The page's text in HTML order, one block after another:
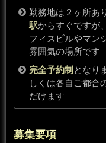
勤務地は２ヶ所あ
駅からすぐですが
フィスビルやマン
雰囲気の場所です
完全予約制 となり
しくは各自ご都合
だけます
募集要項